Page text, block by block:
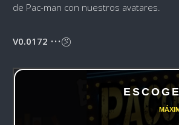
de Pac-man con nuestros avatares.
V0.0172 ••• ⍩⃝